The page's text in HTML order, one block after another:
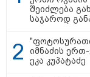
შეიძლება
საჯაროდ
იმნაძის
ეკა კუპატაძე